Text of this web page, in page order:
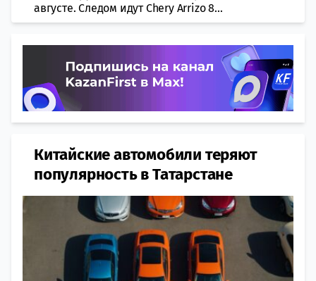
августе. Следом идут Chery Arrizo 8...
Китайские автомобили теряют
популярность в Татарстане